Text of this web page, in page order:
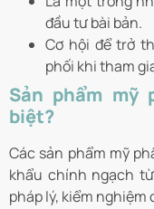
đầu tư bài bản.
Cơ hội để trở
phối khi tham
Sản phẩm mỹ
biệt?
Các sản phẩm mỹ
khẩu chính ngạch
pháp lý, kiểm nghiệm